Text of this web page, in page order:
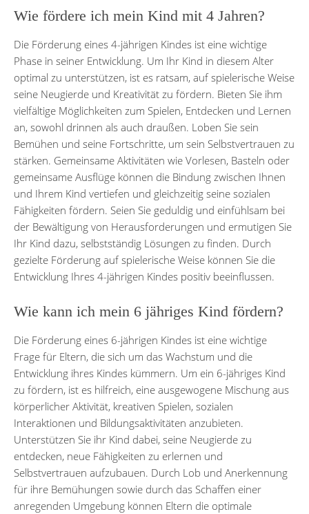
Wie fördere ich mein Kind mit 4 Jahren?
Die Förderung eines 4-jährigen Kindes ist eine wichtige
Phase in seiner Entwicklung. Um Ihr Kind in diesem Alter
optimal zu unterstützen, ist es ratsam, auf spielerische Weise
seine Neugierde und Kreativität zu fördern. Bieten Sie ihm
vielfältige Möglichkeiten zum Spielen, Entdecken und Lernen
an, sowohl drinnen als auch draußen. Loben Sie sein
Bemühen und seine Fortschritte, um sein Selbstvertrauen zu
stärken. Gemeinsame Aktivitäten wie Vorlesen, Basteln oder
gemeinsame Ausflüge können die Bindung zwischen Ihnen
und Ihrem Kind vertiefen und gleichzeitig seine sozialen
Fähigkeiten fördern. Seien Sie geduldig und einfühlsam bei
der Bewältigung von Herausforderungen und ermutigen Sie
Ihr Kind dazu, selbstständig Lösungen zu finden. Durch
gezielte Förderung auf spielerische Weise können Sie die
Entwicklung Ihres 4-jährigen Kindes positiv beeinflussen.
Wie kann ich mein 6 jähriges Kind fördern?
Die Förderung eines 6-jährigen Kindes ist eine wichtige
Frage für Eltern, die sich um das Wachstum und die
Entwicklung ihres Kindes kümmern. Um ein 6-jähriges Kind
zu fördern, ist es hilfreich, eine ausgewogene Mischung aus
körperlicher Aktivität, kreativen Spielen, sozialen
Interaktionen und Bildungsaktivitäten anzubieten.
Unterstützen Sie ihr Kind dabei, seine Neugierde zu
entdecken, neue Fähigkeiten zu erlernen und
Selbstvertrauen aufzubauen. Durch Lob und Anerkennung
für ihre Bemühungen sowie durch das Schaffen einer
anregenden Umgebung können Eltern die optimale